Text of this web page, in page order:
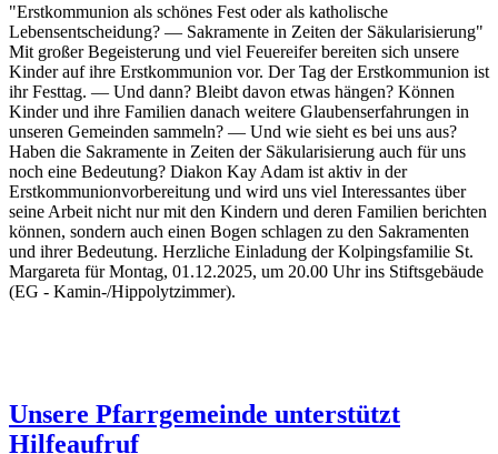
"Erstkommunion als schönes Fest oder als katholische
Lebensentscheidung? — Sakramente in Zeiten der Säkularisierung"
Mit großer Begeisterung und viel Feuereifer bereiten sich unsere
Kinder auf ihre Erstkommu­nion vor. Der Tag der Erstkommunion ist
ihr Festtag. — Und dann? Bleibt davon etwas hängen? Können
Kinder und ihre Familien danach weitere Glaubenserfahrungen in
unseren Gemeinden sammeln? — Und wie sieht es bei uns aus?
Haben die Sakramente in Zeiten der Säkularisierung auch für uns
noch eine Bedeutung? Diakon Kay Adam ist aktiv in der
Erstkommunionvorbereitung und wird uns viel Interessantes über
seine Arbeit nicht nur mit den Kindern und deren Familien berichten
können, sondern auch einen Bogen schlagen zu den Sakramenten
und ihrer Bedeutung. Herzliche Einladung der Kolpingsfamilie St.
Margareta für Montag, 01.12.2025, um 20.00 Uhr ins Stiftsgebäude
(EG - Kamin-/Hippolyt­zimmer).
Unsere Pfarrgemeinde unterstützt
Hilfeaufruf